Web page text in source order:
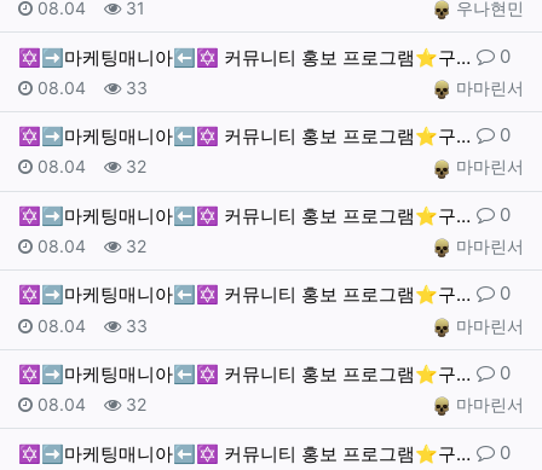
작성자우나현민
작성일
08.04 조회
31
✡️➡️마케팅매니아⬅️✡️ 커뮤니티 홍보 프로그램⭐️구… 댓글
0
작성자마마린서
작성일
08.04 조회
33
✡️➡️마케팅매니아⬅️✡️ 커뮤니티 홍보 프로그램⭐️구… 댓글
0
작성자마마린서
작성일
08.04 조회
32
✡️➡️마케팅매니아⬅️✡️ 커뮤니티 홍보 프로그램⭐️구… 댓글
0
작성자마마린서
작성일
08.04 조회
32
✡️➡️마케팅매니아⬅️✡️ 커뮤니티 홍보 프로그램⭐️구… 댓글
0
작성자마마린서
작성일
08.04 조회
33
✡️➡️마케팅매니아⬅️✡️ 커뮤니티 홍보 프로그램⭐️구… 댓글
0
작성자마마린서
작성일
08.04 조회
32
✡️➡️마케팅매니아⬅️✡️ 커뮤니티 홍보 프로그램⭐️구… 댓글
0